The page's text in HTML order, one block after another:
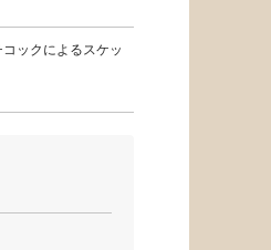
ックによるスケッ